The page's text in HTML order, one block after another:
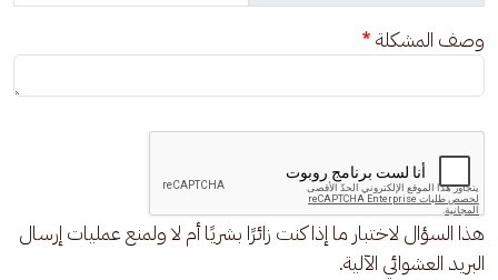
وصف المشكلة
هذا السؤال لاختبار ما إذا كنت زائرًا بشريًا أم لا ولمنع عمليات إرسال
البريد العشوائي الآلية.